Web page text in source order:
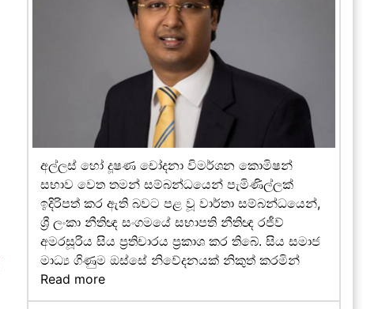
අල්ලස් හෝ දූෂණ චෝදනා විමර්ශන කොමිෂන්
සභාව වෙත තමන් සම්බන්ධයෙන් පැමිණිල්ලක්
ඉදිරිපත් කර ඇති බවට පළ වූ වාර්තා සම්බන්ධයෙන්,
ශ්‍රී ලංකා නීතිඥ සංගමයේ සභාපති නීතිඥ රජීව්
අමරසූරිය සිය ප්‍රතිචාරය ප්‍රකාශ කර තිබේ. සිය සමාජ
මාධ්‍ය ගිණුම ඔස්සේ නිවේදනයක් නිකුත් කරමින්
Read more